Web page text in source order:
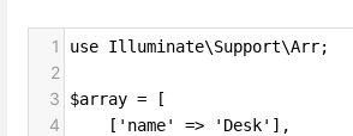
1 use Illuminate\Support\Arr;
2
3
$array = [
4
    ['name' => 'Desk'],